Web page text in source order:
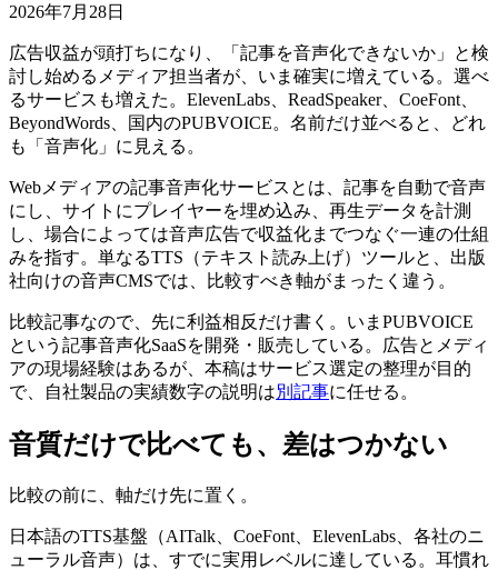
2026年7月28日
広告収益が頭打ちになり、「記事を音声化できないか」と検
討し始めるメディア担当者が、いま確実に増えている。選べ
るサービスも増えた。ElevenLabs、ReadSpeaker、CoeFont、
BeyondWords、国内のPUBVOICE。名前だけ並べると、どれ
も「音声化」に見える。
Webメディアの記事音声化サービスとは、記事を自動で音声
にし、サイトにプレイヤーを埋め込み、再生データを計測
し、場合によっては音声広告で収益化までつなぐ一連の仕組
みを指す。単なるTTS（テキスト読み上げ）ツールと、出版
社向けの音声CMSでは、比較すべき軸がまったく違う。
比較記事なので、先に利益相反だけ書く。いまPUBVOICE
という記事音声化SaaSを開発・販売している。広告とメディ
アの現場経験はあるが、本稿はサービス選定の整理が目的
で、自社製品の実績数字の説明は別記事に任せる。
音質だけで比べても、差はつかない
比較の前に、軸だけ先に置く。
日本語のTTS基盤（AITalk、CoeFont、ElevenLabs、各社のニ
ューラル音声）は、すでに実用レベルに達している。耳慣れ